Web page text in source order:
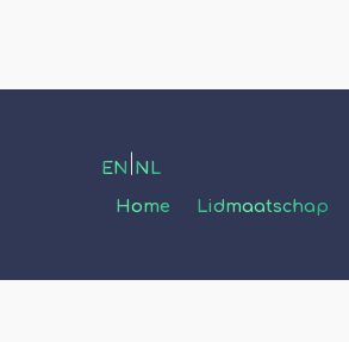
EN NL
Home Lidmaatschap